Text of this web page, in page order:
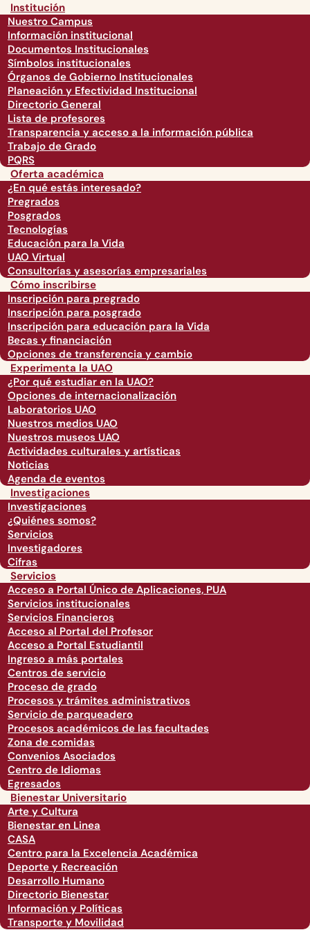
Institución
Nuestro Campus
Información institucional
Documentos Institucionales
Símbolos institucionales
Órganos de Gobierno Institucionales
Planeación y Efectividad Institucional
Directorio General
Lista de profesores
Transparencia y acceso a la información pública
Trabajo de Grado
PQRS
Oferta académica
¿En qué estás interesado?
Pregrados
Posgrados
Tecnologías
Educación para la Vida
UAO Virtual
Consultorías y asesorías empresariales
Cómo inscribirse
Inscripción para pregrado
Inscripción para posgrado
Inscripción para educación para la Vida
Becas y financiación
Opciones de transferencia y cambio
Experimenta la UAO
¿Por qué estudiar en la UAO?
Opciones de internacionalización
Laboratorios UAO
Nuestros medios UAO
Nuestros museos UAO
Actividades culturales y artísticas
Noticias
Agenda de eventos
Investigaciones
Investigaciones
¿Quiénes somos?
Servicios
Investigadores
Cifras
Servicios
Acceso a Portal Único de Aplicaciones, PUA
Servicios institucionales
Servicios Financieros
Acceso al Portal del Profesor
Acceso a Portal Estudiantil
Ingreso a más portales
Centros de servicio
Proceso de grado
Procesos y trámites administrativos
Servicio de parqueadero
Procesos académicos de las facultades
Zona de comidas
Convenios Asociados
Centro de Idiomas
Egresados
Bienestar Universitario
Arte y Cultura
Bienestar en Linea
CASA
Centro para la Excelencia Académica
Deporte y Recreación
Desarrollo Humano
Directorio Bienestar
Información y Políticas
Transporte y Movilidad